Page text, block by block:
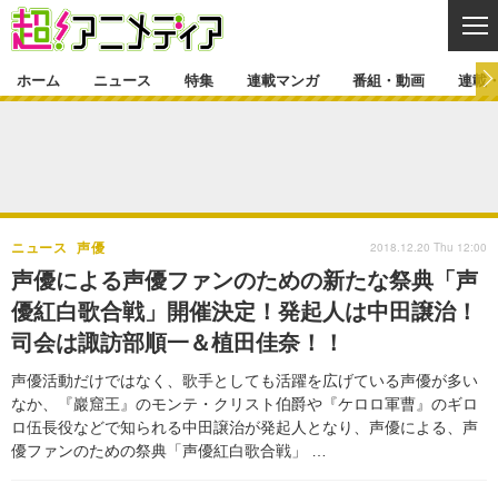
ゲーム・アプリ マンガ
グッズ イベント
声優
舞台 新帝スタ
特集一覧 カバー
ラキりす
連載マンガ
連載マンガ一覧 連載一覧
番組・動画
番組・動画一覧 ラジオ
動画
連載・ブログ
連載・ブログ一覧
編集部ブログ・お知らせ
ホーム ニュース 特集 連載マンガ 番組・動画 連載
声優による声優ファンのための新たな祭典「声
優紅白歌合戦」開催決定！発起人は中田譲治！
司会は諏訪部順一＆植田佳奈！！
声優活動だけではなく、歌手としても活躍を広げている声優が多い
なか、『巖窟王』のモンテ・クリスト伯爵や『ケロロ軍曹』のギロ
ロ伍長役などで知られる中田譲治が発起人となり、声優による、声
優ファンのための祭典「声優紅白歌合戦」 …
ニュース 声優 2018.12.20 Thu 12:00